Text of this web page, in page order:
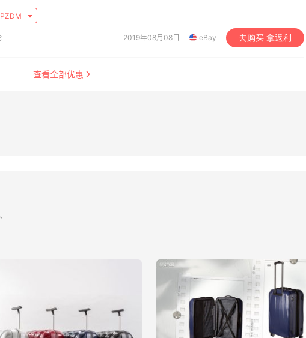
50多个国家和地区，有超过1亿个活跃客户，年销售商品数量超过数十亿。在eBay每天
上架，种类繁多，不论是生活用品还是新奇的收藏品，这里都一应俱全。eBay海淘致
，让大家在享受淘遍全球的乐趣的同时，拥有一个*可靠的交易环境。
2019年08月08日 eBay 去购买 拿返利
查看全部优惠